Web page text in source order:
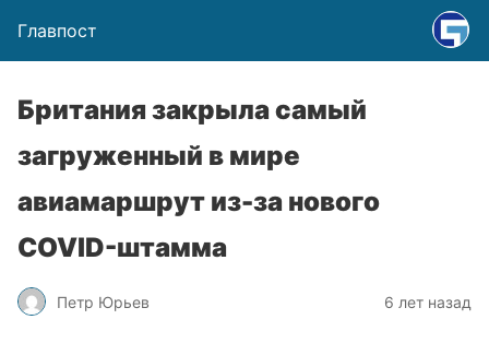
Главпост
Британия закрыла самый
загруженный в мире
авиамаршрут из-за нового
COVID-штамма
Петр Юрьев 6 лет назад